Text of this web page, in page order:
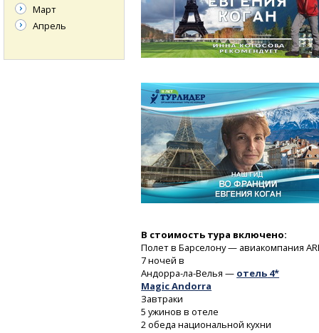
В стоимость тура включено:
Полет в Барселону — авиакомпания
7 ночейв
Андорра-ла-Велья— отель 4*
Magic Andorra
Завтраки
5 ужинов в отеле
2 обеда национальной кухни
Март
Апрель